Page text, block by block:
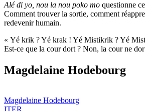
Alé di yo, nou la nou poko mo questionne
Comment trouver la sortie, comment
redevenir humain.
« Yé krik ? Yé krak ! Yé Mistikrik ? Yé
Est-ce que la cour dort ? Non, la cour ne
Magdelaine Hodebourg
Magdelaine Hodebourg
ITER